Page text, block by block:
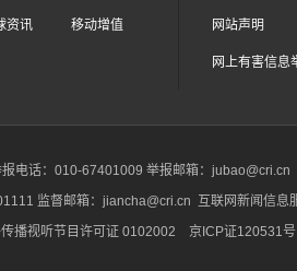
资讯 移动增值 网站声明
网上有害信息
电话：010-67401009 举报邮箱：jubao@cri.cn
监督邮箱：jiancha@cri.cn 互联网新闻信息
传播视听节目许可证 0102002 京ICP证120531